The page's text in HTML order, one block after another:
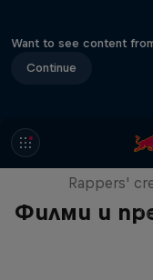
Want to see content
Continue
Филми и
Rappers'
1